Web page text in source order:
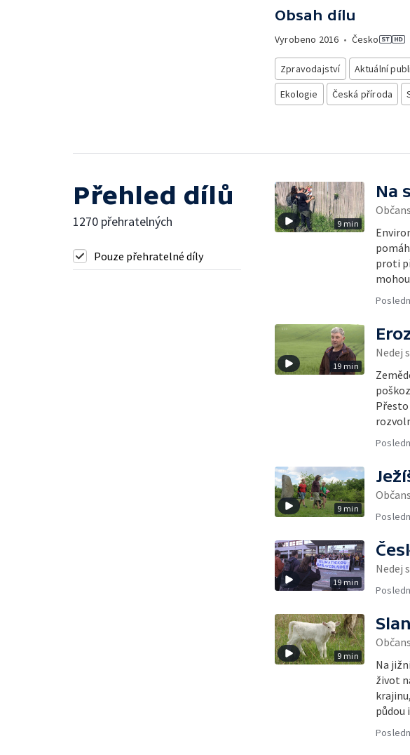
Obsah dílu
Vyrobeno 2016 • Česko
Zpravodajství Aktuální
Ekologie
Česká příroda
Přehled dílů
1270 přehratelných
Pouze přehratelné díly
9 min
Na
proti
19 min
Nedej
9 min
19 min
Nedej
9 min
Na
život
půdou